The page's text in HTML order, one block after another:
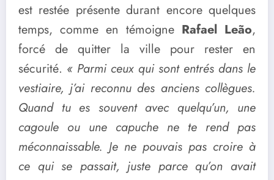
est restée présente durant encore quelques
temps, comme en témoigne Rafael Leão,
forcé de quitter la ville pour rester en
sécurité. « Parmi ceux qui sont entrés dans le
vestiaire, j’ai reconnu des anciens collègues.
Quand tu es souvent avec quelqu’un, une
cagoule ou une capuche ne te rend pas
méconnaissable. Je ne pouvais pas croire à
ce qui se passait, juste parce qu’on avait